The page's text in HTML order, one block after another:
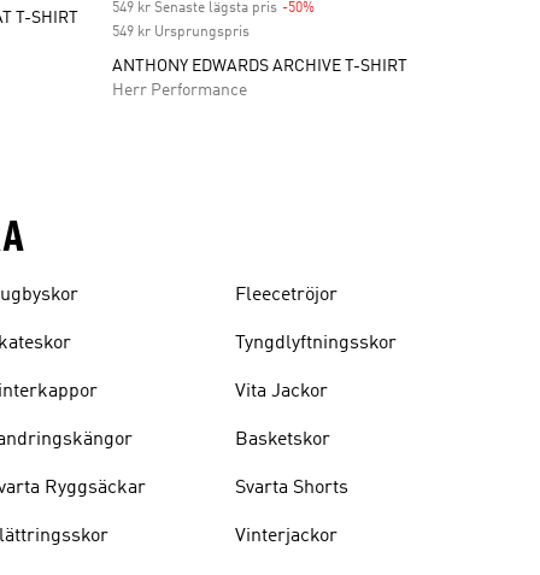
T-SHIRT
549 kr Senaste lägsta pris -50%Discount
549 kr Ursprungspris
ANTHONY EDWARDS ARCHIVE T-SHIRT
Herr Performance
Ryggsäckar
Fleecetröjor
Tyngdlyftningsskor
Vita Jackor
Basketskor
Svarta Shorts
Vinterjackor